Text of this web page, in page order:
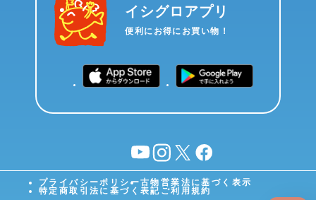
イシグロアプリ
便利にお得にお買い物！
YouTubeinstagram
X facebook
プライバシーポリシー古物営業法に基づく表示
特定商取引法に基づく表記 ご利用規約